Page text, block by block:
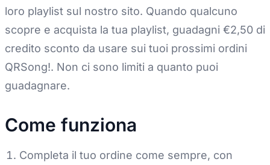
loro playlist sul nostro sito. Quando qualcuno
scopre e acquista la tua playlist, guadagni €2,50 di
credito sconto da usare sui tuoi prossimi ordini
QRSong!. Non ci sono limiti a quanto puoi
guadagnare.
Come funziona
Completa il tuo ordine come sempre, con